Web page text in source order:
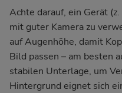
Achte darauf, ein Gerät
mit guter Kamera zu
auf Augenhöhe, damit
Bild passen – am besten
stabilen Unterlage, um
Hintergrund eignet sich